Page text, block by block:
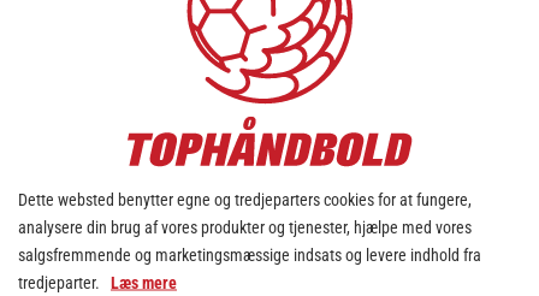
Kunne ikke finde data for valgt
Dette websted benytter egne og tredjeparters cookies for at fungere,
analysere din brug af vores produkter og tjenester, hjælpe med vores
salgsfremmende og marketingsmæssige indsats og levere indhold fra
tredjeparter. Læs mere